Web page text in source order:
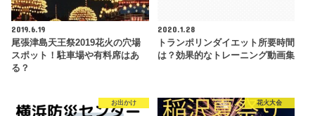
2019.6.19
尾張津島天王祭2019花火の穴場
スポット！駐車場や有料席はあ
る？
2020.1.28
トランポリンダイエット所要時間
は？効果的なトレーニング動画集
お出かけ 花火大会